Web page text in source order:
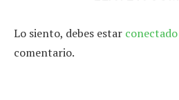
Lo siento, debes estar conectado
comentario.